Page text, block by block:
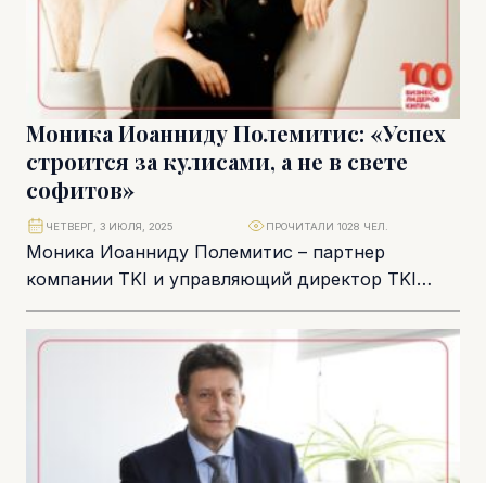
Моника Иоанниду Полемитис: «Успех
строится за кулисами, а не в свете
софитов»
Моника Иоанниду Полемитис – партнер
компании TKI и управляющий директор TKI
EMEA. В каждый проект она привносит
интеллект, тепло и...
ЧЕТВЕРГ, 3 ИЮЛЯ, 2025 ПРОЧИТАЛИ 1028 ЧЕЛ.